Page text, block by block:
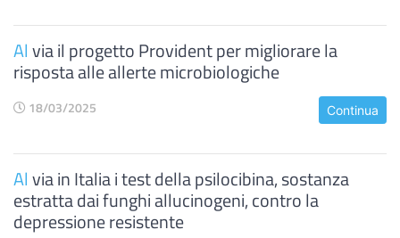
Alvia il progetto Provident per migliorare la
risposta alle allerte microbiologiche
18/03/2025 Continua
Alvia in Italia i test della psilocibina, sostanza
estratta dai funghi allucinogeni, contro la
depressione resistente